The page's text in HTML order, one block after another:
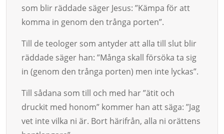
som blir räddade säger Je­sus: ”Kämpa för att
kom­ma in genom den trånga porten”.
Till de teologer som antyder att alla till slut blir
räddade säger han: ”Många skall försöka ta sig
in (genom den trånga porten) men inte lyckas”.
Till sådana som till och med har ”ätit och
druckit med ho­nom” kom­­mer han att säga: ”Jag
vet inte vilka ni är. Bort härifrån, alla ni orättens